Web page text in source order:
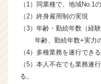
（1）同業種で、地域No.1
（2）終身雇用制の実現
（3）年齢・勤続年数（経
年齢、勤続年数+実力
（4）多種業務を遂行でき
（5）本人不在でも業務遂
る。